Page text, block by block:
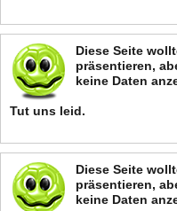
Diese Seite
präsentieren,
keine Daten
Tut uns leid.
Diese Seite
präsentieren,
keine Daten